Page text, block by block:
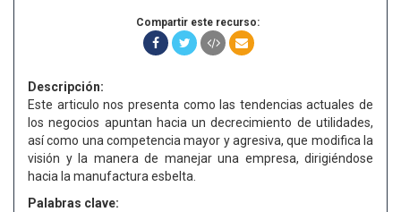
Compartir este recurso:
Descripción:
Este articulo nos presenta como las tendencias actuales de
los negocios apuntan hacia un decrecimiento de utilidades,
así como una competencia mayor y agresiva, que modifica la
visión y la manera de manejar una empresa, dirigiéndose
hacia la manufactura esbelta.
Palabras clave: